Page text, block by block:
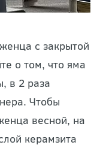
с закрытой
о том, что яма
в 2 раза
Чтобы
весной, на
керамзита